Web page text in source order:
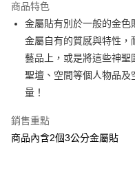
Apple Pay
街口支付
悠遊付
ATM付款
商品特色
金屬貼有別於一般的金
金屬自有的質感與特性，
藝品上，或是將這些神聖
聖壇、空間等個人物品及
量！
銷售重點
商品內含2個3公分金屬貼